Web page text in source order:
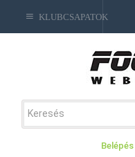
Belépés
KLUBCSAPATOK